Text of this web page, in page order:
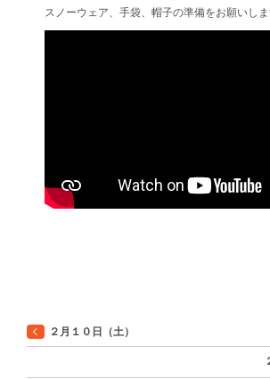
スノーウェア、手袋、帽子の準備をお願いしま
２月１０日（土）